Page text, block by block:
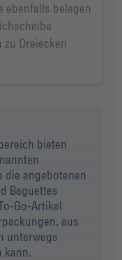
ebenfalls belegen
Dreiecken
bieten
die angebotenen
Baguettes
Go-Artikel
aus
unterwegs
kann.